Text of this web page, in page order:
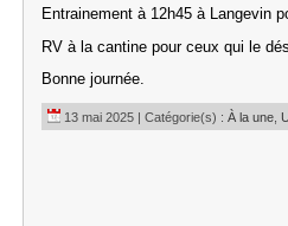
Entrainement à 12h45 à Langevin
RV à la cantine pour ceux qui le
Bonne journée.
13 mai 2025 | Catégorie(s) : À la une,